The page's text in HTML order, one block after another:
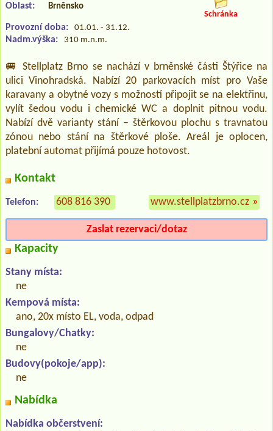
Oblast: Brněnsko
Provozní doba: 01.01. - 31.12.
Nadm.výška: 310 m.n.m.
Schránka
🚐 Stellplatz Brno se nachází v brněnské části Štýřice na
ulici Vinohradská. Nabízí 20 parkovacích míst pro Vaše
karavany a obytné vozy s možností připojit se na elektřinu,
vylít šedou vodu i chemické WC a doplnit pitnou vodu.
Nabízí dvě varianty stání – štěrkovou plochu s travnatou
zónou nebo stání na štěrkové ploše. Areál je oplocen,
platební automat přijímá pouze hotovost.
Kontakt
Telefon: 608 816 390 www.stellplatzbrno.cz »
Zaslat rezervaci/dotaz
Kapacity
Stany místa:
ne
Kempová místa:
ano, 20x místo EL, voda, odpad
Bungalovy/Chatky:
ne
Budovy(pokoje/app):
ne
Nabídka
Nabídka občerstvení: